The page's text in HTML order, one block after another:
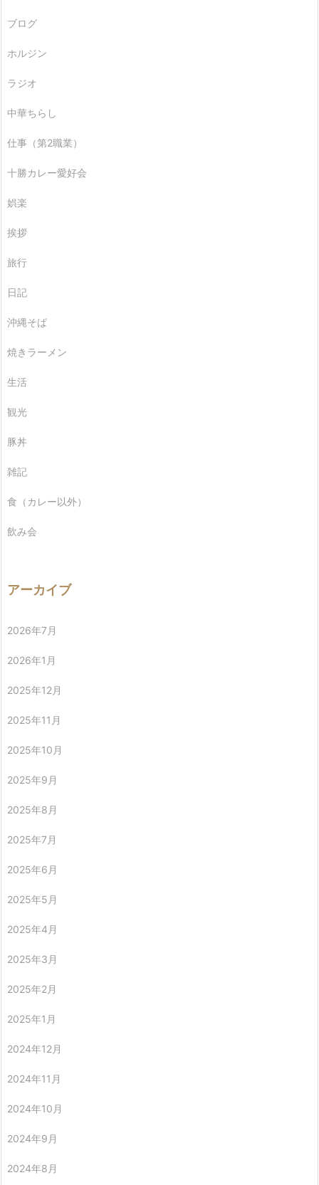
ブログ
ホルジン
ラジオ
中華ちらし
仕事（第2職業）
十勝カレー愛好会
娯楽
挨拶
旅行
日記
沖縄そば
焼きラーメン
生活
観光
豚丼
雑記
食（カレー以外）
飲み会
アーカイブ
2026年7月
2026年1月
2025年12月
2025年11月
2025年10月
2025年9月
2025年8月
2025年7月
2025年6月
2025年5月
2025年4月
2025年3月
2025年2月
2025年1月
2024年12月
2024年11月
2024年10月
2024年9月
2024年8月